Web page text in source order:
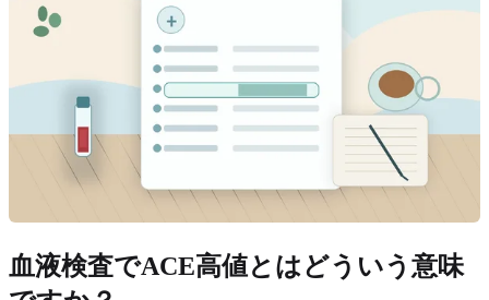
血液検査でACE高値とはどういう意味